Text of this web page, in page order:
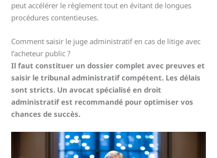
peut accélérer le règlement tout en évitant de longues
procédures contentieuses.
Comment saisir le juge administratif en cas de litige avec
l’acheteur public ?
Il faut constituer un dossier complet avec preuves et
saisir le tribunal administratif compétent. Les délais
sont stricts. Un avocat spécialisé en droit
administratif est recommandé pour optimiser vos
chances de succès.